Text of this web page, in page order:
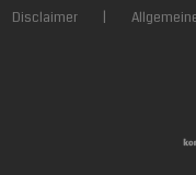
Disclaimer